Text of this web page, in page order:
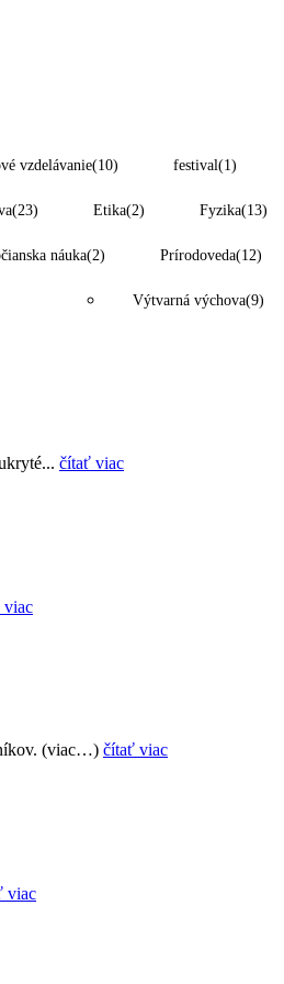
vzdelávanie(10) festival(1)
(23) Etika(2) Fyzika(13)
náuka(2) Prírodoveda(12)
Výtvarná výchova(9)
čítať viac
(viac…) čítať viac
viac